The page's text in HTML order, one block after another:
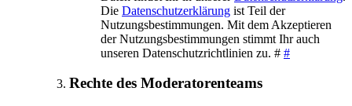
Die Datenschutzerklärung ist Teil der
Nutzungsbestimmungen. Mit dem Akzeptieren
der Nutzungsbestimmungen stimmt Ihr auch
unseren Datenschutzrichtlinien zu. # #
Rechte des Moderatorenteams